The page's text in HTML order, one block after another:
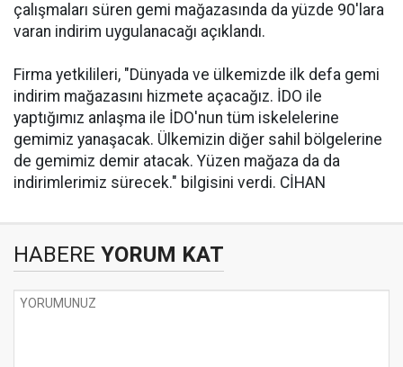
çalışmaları süren gemi mağazasında da yüzde 90'lara
varan indirim uygulanacağı açıklandı.
Firma yetkilileri, "Dünyada ve ülkemizde ilk defa gemi
indirim mağazasını hizmete açacağız. İDO ile
yaptığımız anlaşma ile İDO'nun tüm iskelelerine
gemimiz yanaşacak. Ülkemizin diğer sahil bölgelerine
de gemimiz demir atacak. Yüzen mağaza da da
indirimlerimiz sürecek." bilgisini verdi. CİHAN
HABERE YORUM KAT